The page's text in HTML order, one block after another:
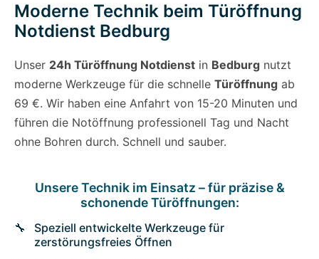
Moderne Technik beim Türöffnung
Notdienst Bedburg
Unser 24h Türöffnung Notdienst in Bedburg nutzt
moderne Werkzeuge für die schnelle Türöffnung ab
69 €. Wir haben eine Anfahrt von 15-20 Minuten und
führen die Notöffnung professionell Tag und Nacht
ohne Bohren durch. Schnell und sauber.
Unsere Technik im Einsatz – für präzise &
schonende Türöffnungen:
Speziell entwickelte Werkzeuge für
zerstörungsfreies Öffnen